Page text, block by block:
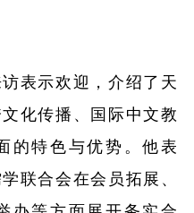
表示欢迎，介绍了天
化传播、国际中文教
的特色与优势。他表
联合会在会员拓展、